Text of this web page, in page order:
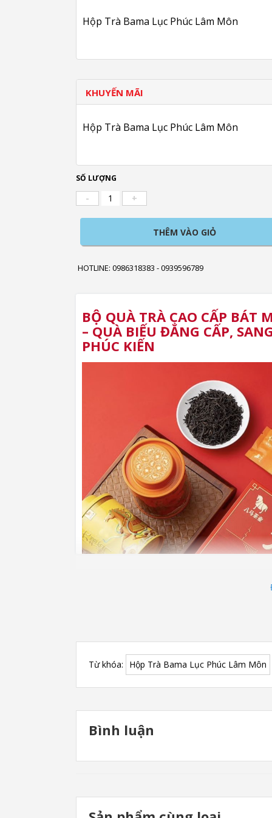
Hộp Trà Bama Lục Phúc Lâm Môn
KHUYẾN MÃI
Hộp Trà Bama Lục Phúc Lâm Môn
SỐ LƯỢNG
- +
THÊM VÀO GIỎ
HOTLINE: 0986318383 - 0939596789
BỘ QUÀ TRÀ CAO CẤP BÁT
– QUÀ BIẾU ĐẲNG CẤP,
PHÚC KIẾN
Trong văn hóa Á Đông, trà không chỉ là
Từ khóa: Hộp Trà Bama Lục Phúc Lâm Môn
Bình luận